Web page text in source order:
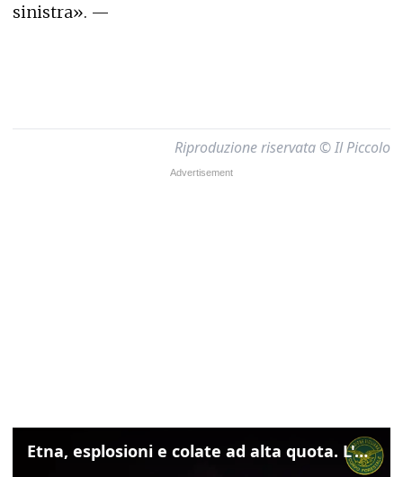
sinistra». —
Riproduzione riservata © Il Piccolo
Etna, esplosioni e colate ad alta quota. L'aeroporto di Catania verso la normalità